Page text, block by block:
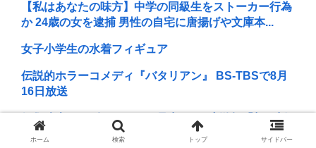
【私はあなたの味方】中学の同級生をストーカー行為
か 24歳の女を逮捕 男性の自宅に唐揚げや文庫本...
女子小学生の水着フィギュア
伝説的ホラーコメディ『バタリアン』 BS-TBSで8月
16日放送
伊集院光が日刊スポーツの見出しに2度激怒「朝日新
聞系の新聞をやめる」と言い出した背景
ホーム 検索 トップ サイドバー